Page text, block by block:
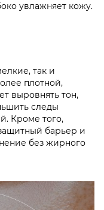
увлажняет кожу.
так и
плотной,
выровнять тон,
следы
Кроме того,
барьер и
без жирного